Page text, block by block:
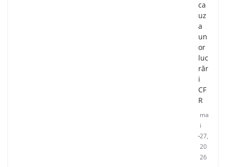
ca
uz
a
un
or
luc
răr
i
CF
R
ma
i
27,
20
26